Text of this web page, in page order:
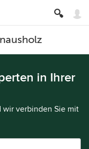
in Ihrer
wir verbinden Sie mit